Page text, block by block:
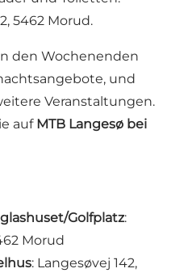
5462 Morud.
den Wochenenden
und
Veranstaltungen.
auf MTB Langesø bei
Golfplatz:
Morud
: Langesøvej 142,